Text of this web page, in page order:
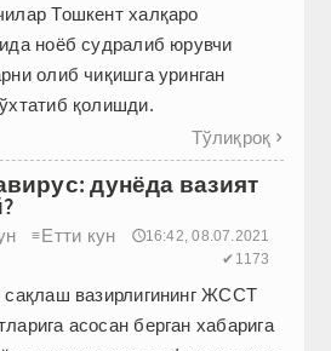
Тошкент халқаро
ноёб судралиб юрувчи
олиб чиқишга уринган
қолишди.
Тўлиқроқ 
дунёда вазият
≡Етти кун
🕔16:42, 08.07.2021
✔1173
сақлаш вазирлигининг ЖССТ
асосан берган хабарига